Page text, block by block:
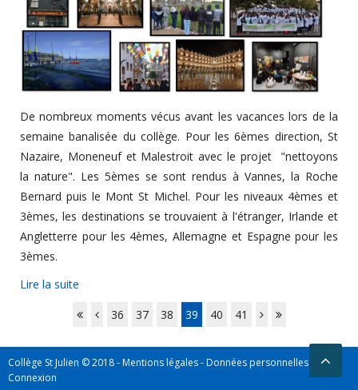
De nombreux moments vécus avant les vacances lors de la
semaine banalisée du collège. Pour les 6èmes direction, St
Nazaire, Moneneuf et Malestroit avec le projet "nettoyons
la nature". Les 5èmes se sont rendus à Vannes, la Roche
Bernard puis le Mont St Michel. Pour les niveaux 4èmes et
3èmes, les destinations se trouvaient à l'étranger, Irlande et
Angletterre pour les 4èmes, Allemagne et Espagne pour les
3èmes.
Lire la suite
36
37 38 39 40 41
Collège St Julien © 2018 -Mentions légales-Données personnelles
Connexion